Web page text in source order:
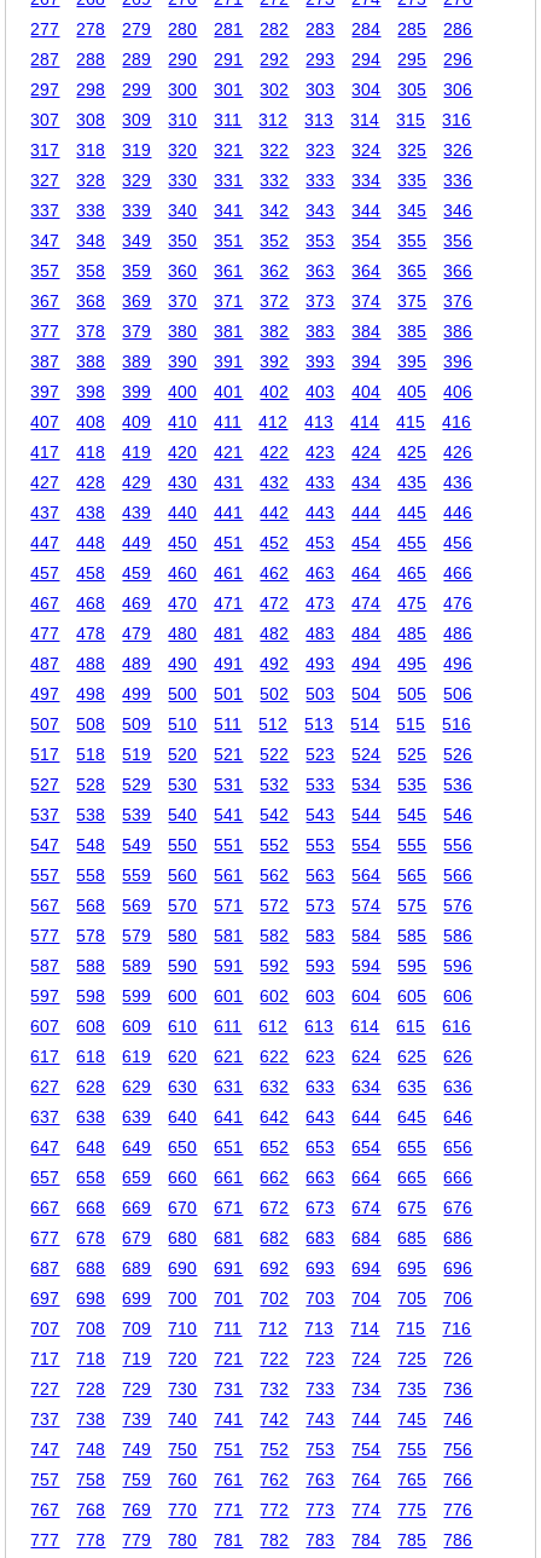
277
278 279 280 281 282 283 284 285
286
287
288 289 290 291 292 293 294 295
296
297
298 299 300 301 302 303 304 305
306
307
308 309 310 311 312 313 314 315
316
317
318 319 320 321 322 323 324 325
326
327
328 329 330 331 332 333 334 335
336
337
338 339 340 341 342 343 344 345
346
347
348 349 350 351 352 353 354 355
356
357
358 359 360 361 362 363 364 365
366
367
368 369 370 371 372 373 374 375
376
377
378 379 380 381 382 383 384 385
386
387
388 389 390 391 392 393 394 395
396
397
398 399 400 401 402 403 404 405
406
407
408 409 410 411 412 413 414 415
416
417
418 419 420 421 422 423 424 425
426
427
428 429 430 431 432 433 434 435
436
437
438 439 440 441 442 443 444 445
446
447
448 449 450 451 452 453 454 455
456
457
458 459 460 461 462 463 464 465
466
467
468 469 470 471 472 473 474 475
476
477
478 479 480 481 482 483 484 485
486
487
488 489 490 491 492 493 494 495
496
497
498 499 500 501 502 503 504 505
506
507
508 509 510 511 512 513 514 515
516
517
518 519 520 521 522 523 524 525
526
527
528 529 530 531 532 533 534 535
536
537
538 539 540 541 542 543 544 545
546
547
548 549 550 551 552 553 554 555
556
557
558 559 560 561 562 563 564 565
566
567
568 569 570 571 572 573 574 575
576
577
578 579 580 581 582 583 584 585
586
587
588 589 590 591 592 593 594 595
596
597
598 599 600 601 602 603 604 605
606
607
608 609 610 611 612 613 614 615
616
617
618 619 620 621 622 623 624 625
626
627
628 629 630 631 632 633 634 635
636
637
638 639 640 641 642 643 644 645
646
647
648 649 650 651 652 653 654 655
656
657
658 659 660 661 662 663 664 665
666
667
668 669 670 671 672 673 674 675
676
677
678 679 680 681 682 683 684 685
686
687
688 689 690 691 692 693 694 695
696
697
698 699 700 701 702 703 704 705
706
707
708 709 710 711 712 713 714 715
716
717
718 719 720 721 722 723 724 725
726
727
728 729 730 731 732 733 734 735
736
737
738 739 740 741 742 743 744 745
746
747
748 749 750 751 752 753 754 755
756
757
758 759 760 761 762 763 764 765
766
767
768 769 770 771 772 773 774 775
776
777
778 779 780 781 782 783 784 785
786